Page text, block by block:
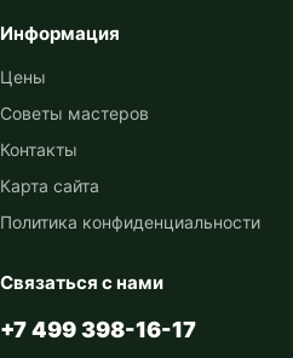
Информация
Цены
Советы мастеров
Контакты
Карта сайта
Политика конфиденциальности
Связаться с нами
+7 499 398-16-17